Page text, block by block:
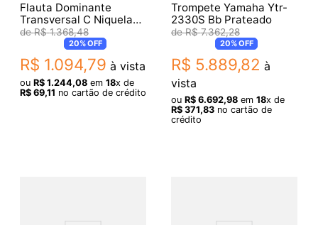
Flauta Dominante
Transversal C Niquelado
16464
R$ 1.368,48
20%OFF
R$ 1.094,79 à vista
ou R$ 1.244,08em 18x de
R$ 69,11 no cartão de crédito
Trompete Yamaha Ytr-
2330S Bb Prateado
R$ 7.362,28
20%OFF
R$ 5.889,82 à
vista
ou R$ 6.692,98em 18x de
R$ 371,83no cartão de
crédito